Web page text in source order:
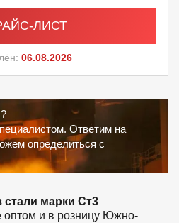
ЛИСТ
06.08.2026
Ответим на
определиться с
стали марки Ст3
оптом и в розницу Южно-